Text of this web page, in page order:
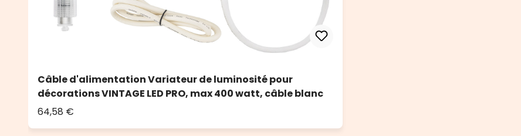
Câble d'alimentation Variateur de luminosité pour
décorations VINTAGE LED PRO, max 400 watt, câble blanc
64,58 €